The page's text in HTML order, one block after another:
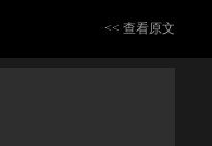
<< 查看原文